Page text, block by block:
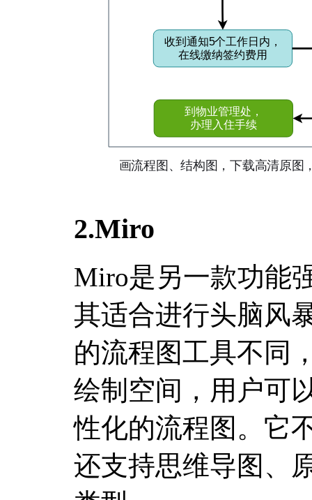
2.Miro
Miro是另一款功能
其适合进行头脑风
的流程图工具不同
绘制空间，用户可
性化的流程图。它
还支持思维导图、